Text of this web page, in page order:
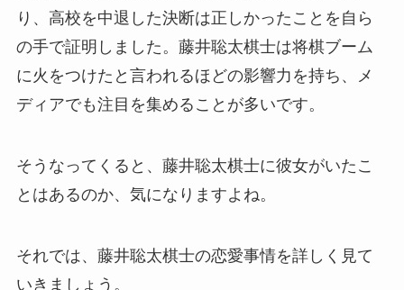
り、高校を中退した決断は正しかったことを自ら
の手で証明しました。藤井聡太棋士は将棋ブーム
に火をつけたと言われるほどの影響力を持ち、メ
ディアでも注目を集めることが多いです。
そうなってくると、藤井聡太棋士に彼女がいたこ
とはあるのか、気になりますよね。
それでは、藤井聡太棋士の恋愛事情を詳しく見て
いきましょう。